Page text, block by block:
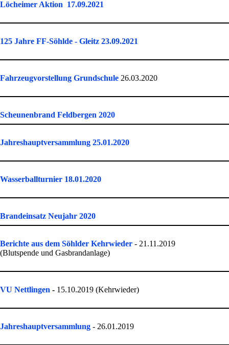
Löcheimer Aktion 17.09.2021
125 Jahre FF-Söhlde - Gleitz 23.09.2021
Fahrzeugvorstellung Grundschule 26.03.2020
Scheunenbrand Feldbergen 2020
Jahreshauptversammlung 25.01.2020
Wasserballturnier 18.01.2020
Brandeinsatz Neujahr 2020
Berichte aus dem Söhlder Kehrwieder - 21.11.2019
(Blutspende und Gasbrandanlage)
VU Nettlingen - 15.10.2019 (Kehrwieder)
Jahreshauptversammlung - 26.01.2019